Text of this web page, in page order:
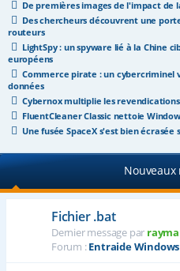
De premières images de l'impact de
Des chercheurs découvrent une
routeurs
LightSpy : un spyware lié à la Chine
européens
Commerce pirate : un cybercriminel
données
Cybernox multiplie les
FluentCleaner Classic nettoie
Une fusée SpaceX s'est bien écrasée
Nouveaux
Fichier .bat
Dernier message par
Forum :Entraide Windows